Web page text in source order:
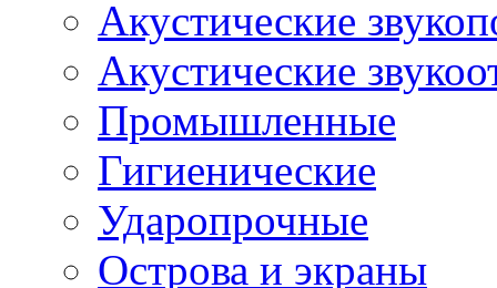
Акустические
Акустические
Промышленные
Гигиенические
Ударопрочные
Острова и экраны